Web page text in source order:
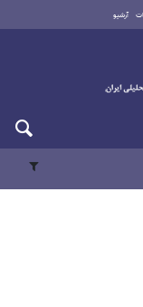
آرشیو